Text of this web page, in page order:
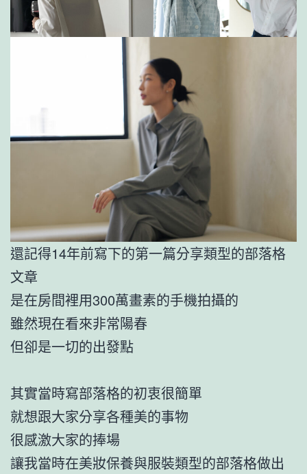
還記得14年前寫下的第一篇分享類型的部落格
文章
是在房間裡用300萬畫素的手機拍攝的
雖然現在看來非常陽春
但卻是一切的出發點
其實當時寫部落格的初衷很簡單
就想跟大家分享各種美的事物
很感激大家的捧場
讓我當時在美妝保養與服裝類型的部落格做出